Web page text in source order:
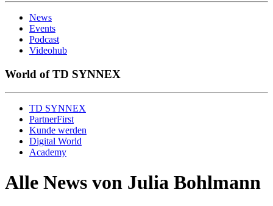
News
Events
Podcast
Videohub
World of TD SYNNEX
TD SYNNEX
PartnerFirst
Kunde werden
Digital World
Academy
Alle News von Julia Bohlmann